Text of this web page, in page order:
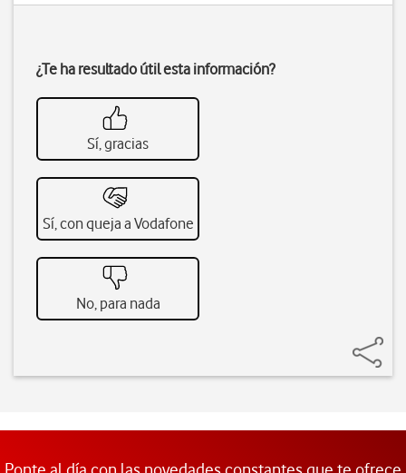
¿Te ha resultado útil esta información?
Sí, gracias
Sí, con queja a Vodafone
No, para nada